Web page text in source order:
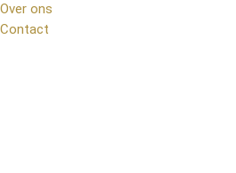
Over ons
Contact